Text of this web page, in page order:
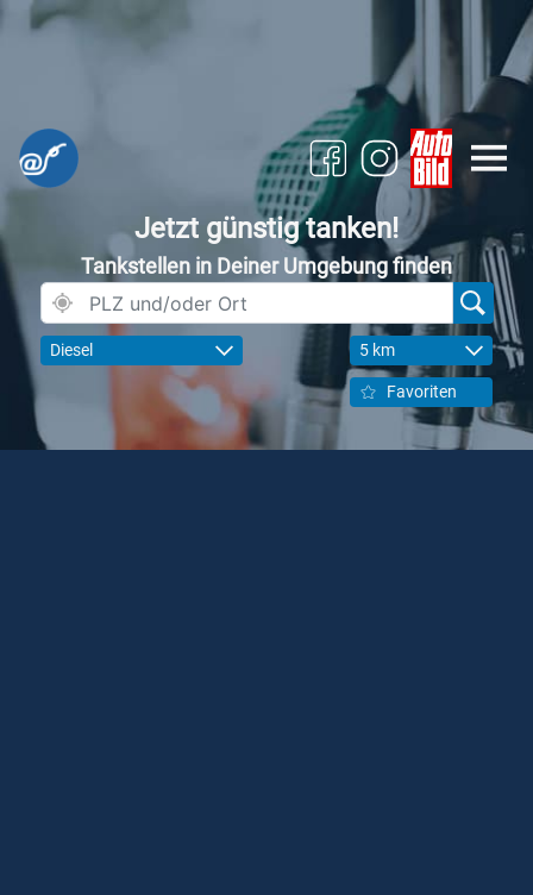
Jetzt günstig tanken!
Tankstellen in Deiner Umgebung finden
Diesel 5 km
Favoriten